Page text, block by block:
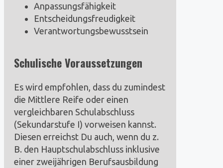
Anpassungsfähigkeit
Entscheidungsfreudigkeit
Verantwortungsbewusstsein
Schulische Voraussetzungen
Es wird empfohlen, dass du zumindest
die Mittlere Reife oder einen
vergleichbaren Schulabschluss
(Sekundarstufe I) vorweisen kannst.
Diesen erreichst Du auch, wenn du z.
B. den Hauptschulabschluss inklusive
einer zweijährigen Berufsausbildung